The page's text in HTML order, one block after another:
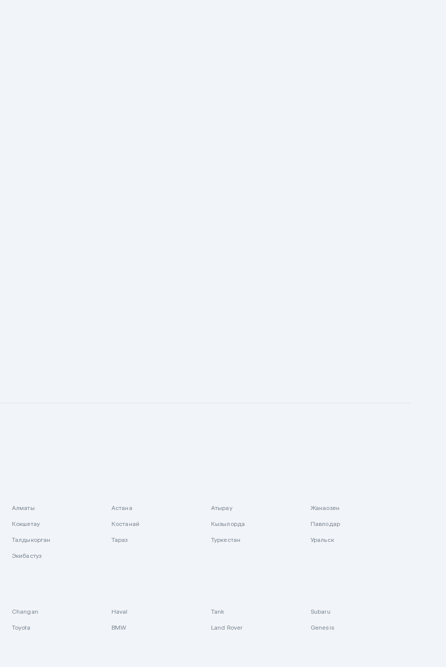
Алматы Астана Атырау Жанаозен
Кокшетау Костанай Кызылорда Павлодар
Талдыкорган Тараз Туркестан Уральск
Экибастуз
Changan Haval Tank Subaru
Toyota BMW Land Rover Genesis